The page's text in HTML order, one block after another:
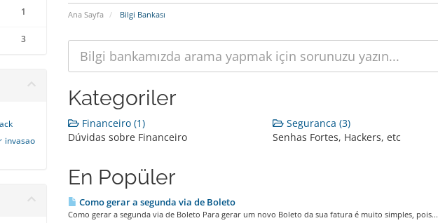
Ana Sayfa Bilgi Bankası
1
3
Kategoriler
Financeiro (1)
Dúvidas sobre Financeiro
Seguranca (3)
Senhas Fortes, Hackers, etc
En Popüler
Como gerar a segunda via de Boleto
Como gerar a segunda via de Boleto Para gerar um novo Boleto da sua fatura é muito simples, pois...
invasao